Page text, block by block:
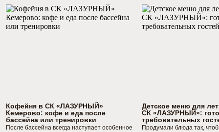
Кофейня в СК «ЛАЗУРНЫЙ»
Кемерово: кофе и еда после
бассейна или тренировки
После бассейна всегда наступает особенное
Детское меню для
СК «ЛАЗУРНЫЙ»:
требовательных
Продумали блюда так,